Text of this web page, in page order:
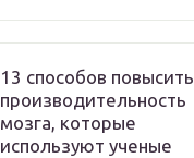
13 способов повысить
производительность
мозга, которые
используют ученые